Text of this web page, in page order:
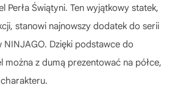
Perła Świątyni. Ten wyjątkowy statek,
stanowi najnowszy dodatek do serii
NINJAGO. Dzięki podstawce do
można z dumą prezentować na półce,